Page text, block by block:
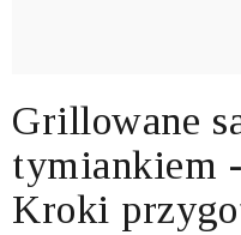
Grillowane
tymiankiem
Kroki